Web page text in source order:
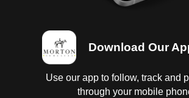
Download Our
Use our app to follow, track and
through your mobile